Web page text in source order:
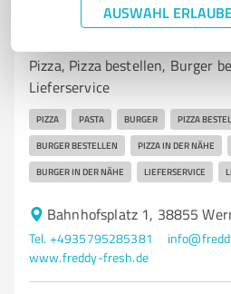
AUSWAHL
Gastronomie
Freddy Fresh Pizza
Pizza, Pizza bestellen, Burger
Lieferservice
PIZZA PASTA BURGER PIZZA
BURGER BESTELLEN PIZZA IN DER NÄHE
BURGER IN DER NÄHE LIEFERSERVICE
Bahnhofsplatz 1, 38855
Tel. +4935795285381
www.freddy-fresh.de